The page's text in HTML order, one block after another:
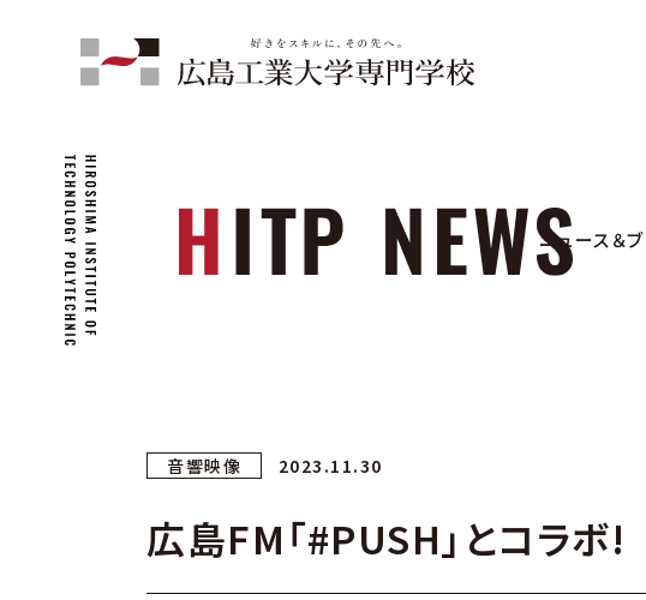
ニュース＆
音響映像 2023.11.30
広島FM「#PUSH」とコラボ!